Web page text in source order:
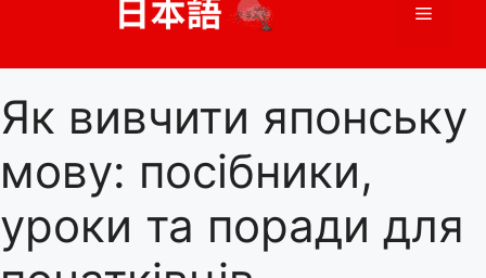
Меню
Як вивчити японську
мову: посібники,
уроки та поради для